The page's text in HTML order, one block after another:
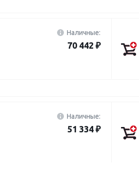
Наличные:
70 442 ₽
Наличные:
51 334 ₽